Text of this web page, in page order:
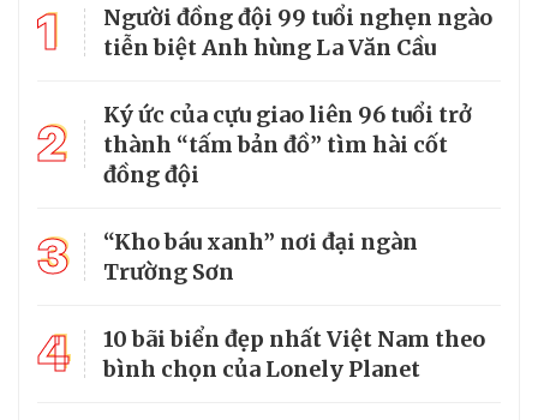
1
Người đồng đội 99 tuổi nghẹn ngào
tiễn biệt Anh hùng La Văn Cầu
2
Ký ức của cựu giao liên 96 tuổi trở
thành “tấm bản đồ” tìm hài cốt
đồng đội
3
“Kho báu xanh” nơi đại ngàn
Trường Sơn
4
10 bãi biển đẹp nhất Việt Nam theo
bình chọn của Lonely Planet